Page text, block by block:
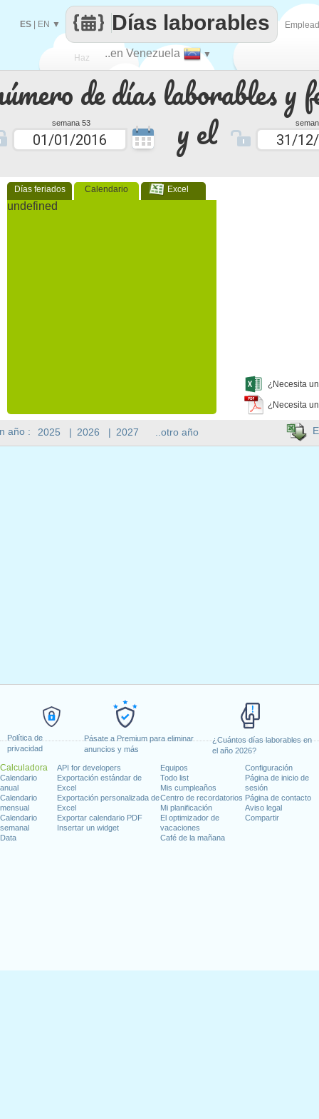
Política de
privacidad
Pásate a Premium para eliminar
anuncios y más
¿Cuántos días laborables en
el año 2026?
Calculadora
Calendario
anual
Calendario
mensual
Calendario
semanal
Data
API for developers
Exportación estándar de
Excel
Exportación personalizada de
Excel
Exportar calendario PDF
Insertar un widget
Equipos
Todo list
Mis cumpleaños
Centro de recordatorios
Mi planificación
El optimizador de
vacaciones
Café de la mañana
Configuración
Página de inicio de
sesión
Página de contacto
Aviso legal
Compartir
de días laborables y
semana 53 y el
Días feriados Calendario Excel
undefined
¿Necesita
¿Necesita
Haz
que
..en Venezuela ▼
Días laborables
ES EN ▼
año : 2025 | 2026 | 2027 ..otro año